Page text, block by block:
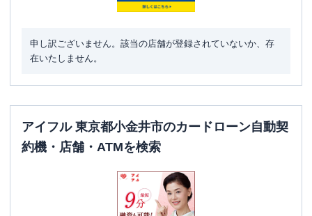
申し訳ございません。該当の店舗が登録されていないか、存
在いたしません。
アイフル 東京都小金井市のカードローン自動契
約機・店舗・ATMを検索